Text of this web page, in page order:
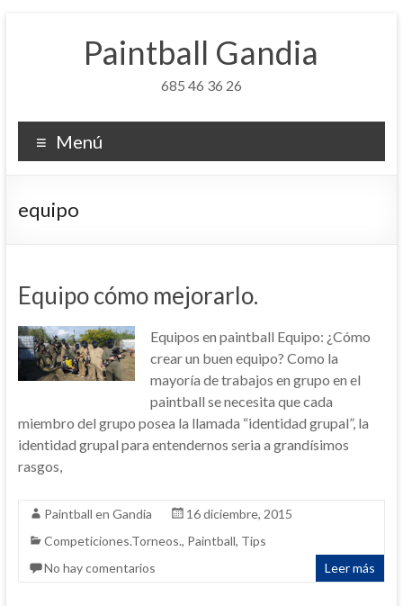
Paintball Gandia
685 46 36 26
Menú
equipo
Equipo cómo mejorarlo.
Equipos en paintball Equipo: ¿Cómo
crear un buen equipo? Como la
mayoría de trabajos en grupo en el
paintball se necesita que cada
miembro del grupo posea la llamada “identidad grupal”, la
identidad grupal para entendernos seria a grandísimos
rasgos,
Paintball en Gandia
16 diciembre, 2015
Competiciones.Torneos., Paintball, Tips
No hay comentarios
Leer más